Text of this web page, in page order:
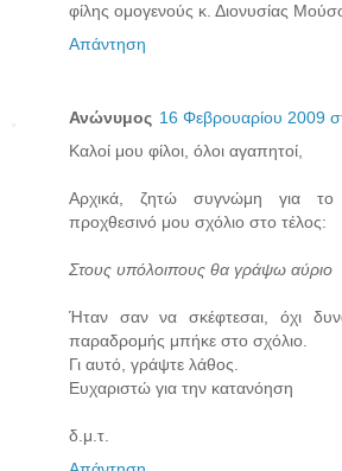
φίλης ομογενούς κ. Διονυσίας
Απάντηση
Ανώνυμος 16 Φεβρουαρίου 2009
Καλοί μου φίλοι, όλοι αγαπητοί,
Αρχικά, ζητώ συγνώμη για
προχθεσινό μου σχόλιο στο τέλος:
Στους υπόλοιπους θα γράψω αύριο
Ήταν σαν να σκέφτεσαι, όχι
παραδρομής μπήκε στο σχόλιο.
Γι αυτό, γράψτε λάθος.
Ευχαριστώ για την κατανόηση
δ.μ.τ.